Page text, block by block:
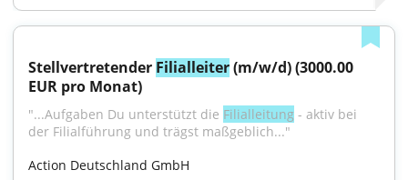
Stellvertretender Filialleiter (m/w/d) (3000.00
EUR pro Monat)
"...Aufgaben Du unterstützt die Filialleitung - aktiv bei
der Filialführung und trägst maßgeblich..."
Action Deutschland GmbH